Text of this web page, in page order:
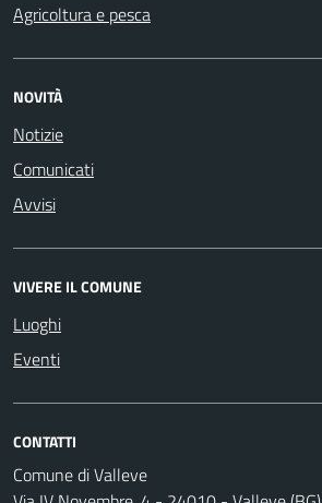
Agricoltura e pesca
NOVITÀ
Notizie
Comunicati
Avvisi
VIVERE IL COMUNE
Luoghi
Eventi
CONTATTI
Comune di Valleve